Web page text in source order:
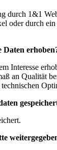
durch 1&1
oder durch
Daten
Interesse
an Qualität